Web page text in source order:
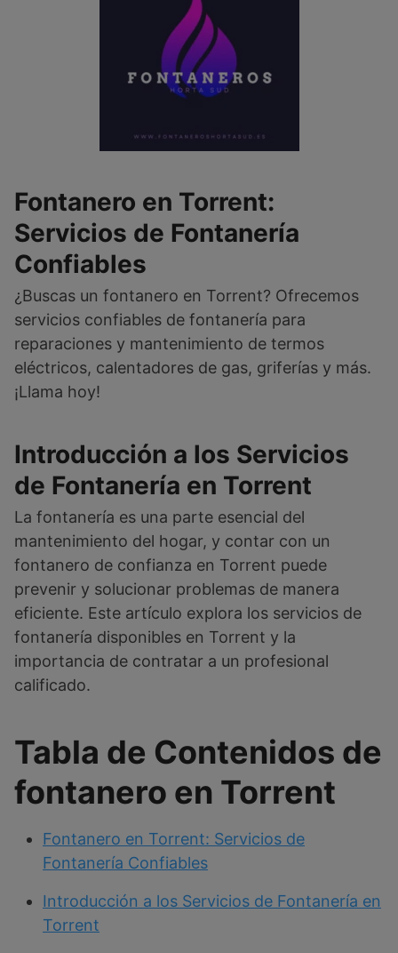
Fontanero en Torrent:
Servicios de Fontanería
Confiables
¿Buscas un fontanero en Torrent? Ofrecemos
servicios confiables de fontanería para
reparaciones y mantenimiento de termos
eléctricos, calentadores de gas, griferías y más.
¡Llama hoy!
Introducción a los Servicios
de Fontanería en Torrent
La fontanería es una parte esencial del
mantenimiento del hogar, y contar con un
fontanero de confianza en Torrent puede
prevenir y solucionar problemas de manera
eficiente. Este artículo explora los servicios de
fontanería disponibles en Torrent y la
importancia de contratar a un profesional
calificado.
Tabla de Contenidos de
fontanero en Torrent
Fontanero en Torrent: Servicios de
Fontanería Confiables
Introducción a los Servicios de Fontanería en
Torrent